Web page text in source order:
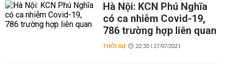
Hà Nội: KCN Phú Nghĩa
có ca nhiễm Covid-19,
786 trường hợp liên quan
THỜI SỰ 22:30 | 27/07/2021